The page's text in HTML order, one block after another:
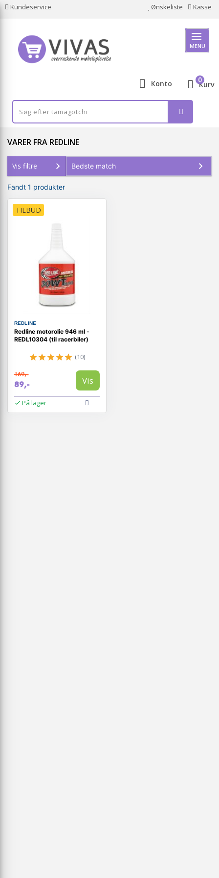
Kundeservice Ønskeliste Kasse
MENU
Konto Kurv
0
VARER FRA REDLINE
Vis filtre
Fandt 1 produkter
TILBUD
REDLINE
Redline motorolie 946 ml -
REDL10304 (til racerbiler)
(10)
169,-
89,- Vis
På lager